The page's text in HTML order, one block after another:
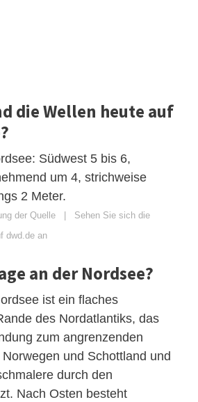
die Wellen heute auf
Südwest 5 bis 6,
um 4, strichweise
2 Meter.
der Quelle
Sehen Sie sich die
dwd.de an
an der Nordsee?
ist ein flaches
des Nordatlantiks, das
zum angrenzenden
und Schottland und
durch den
Nach Osten besteht